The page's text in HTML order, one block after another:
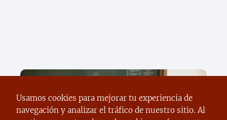
Usamos cookies para mejorar tu experiencia de
navegación y analizar el tráfico de nuestro sitio. Al